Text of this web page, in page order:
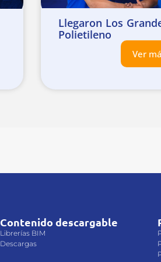
Llegaron Los
Polietileno
Ver
Contenido descargable
Librerías BIM
Descargas